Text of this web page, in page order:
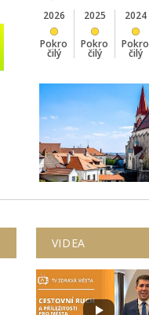
2026
Pokro
čilý
2025
Pokro
čilý
2024
Pokro
čilý
VIDEA